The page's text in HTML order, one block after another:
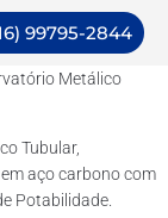
99795-2844
Metálico
Tubular,
aço carbono com
Potabilidade.